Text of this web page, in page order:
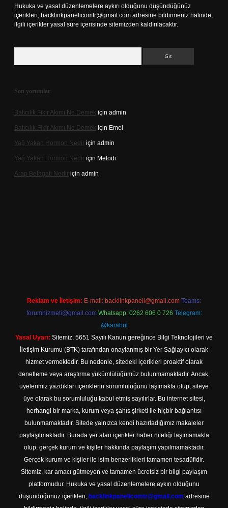
Hukuka ve yasal düzenlemelere aykırı olduğunu düşündüğünüz
içerikleri, backlinkpanelicomtr@gmail.com adresine bildirmeniz halinde,
ilgili içerikler yasal süre içerisinde sitemizden kaldırılacaktır.
Son yorumlar
Batıcılık Fikir Akımı Ne Demek için admin
Batıcılık Fikir Akımı Ne Demek için Emel
Yağ Yakan Hormon Nedir için admin
Yağ Yakan Hormon Nedir için Melodi
Arap Belagati Nedir için admin
Reklam ve İletişim: E-mail: backlinkpaneli@gmail.com Teams:
forumhizmeti@gmail.com Whatsapp: 0262 606 0 726 Telegram:
@karabul
Yasal Uyarı: Sitemiz, 5651 Sayılı Kanun gereğince Bilgi Teknolojileri ve
İletişim Kurumu (BTK) tarafından onaylanmış bir Yer Sağlayıcı olarak
hizmet vermektedir. Bu nedenle, sitedeki içerikleri proaktif olarak
denetleme veya araştırma yükümlülüğümüz bulunmamaktadır. Ancak,
üyelerimiz yazdıkları içeriklerin sorumluluğunu taşımakta olup, siteye
üye olarak bu sorumluluğu kabul etmiş sayılırlar. Bu internet sitesi,
herhangi bir marka, kurum veya şahıs şirketi ile hiçbir bağlantısı
bulunmamaktadır. Sitede yalnızca kendi hazırladığımız makaleler
paylaşılmaktadır. Burada yer alan içerikler haber niteliği taşımamakta
olup, gerçek kurum ve kişiler hakkında paylaşım yapılmamaktadır.
Gerçek kurum ve kişiler ile isim benzerlikleri tamamen tesadüfidir.
Sitemiz, kar amacı gütmeyen ve tamamen ücretsiz bir bilgi paylaşım
platformudur. Hukuka ve yasal düzenlemelere aykırı olduğunu
düşündüğünüz içerikleri, backlinkpanelicomtr@gmail.com adresine